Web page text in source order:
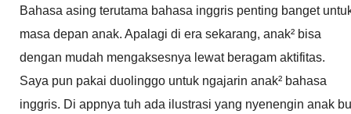
Bahasa asing terutama bahasa inggris penting banget
masa depan anak. Apalagi di era sekarang, anak² bisa
dengan mudah mengaksesnya lewat beragam aktifitas.
Saya pun pakai duolinggo untuk ngajarin anak² bahasa
inggris. Di appnya tuh ada ilustrasi yang nyenengin anak